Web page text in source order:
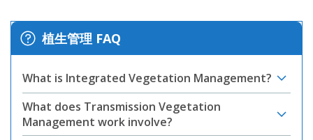
植生管理 FAQ
What is Integrated Vegetation Management?
What does Transmission Vegetation
Management work involve?